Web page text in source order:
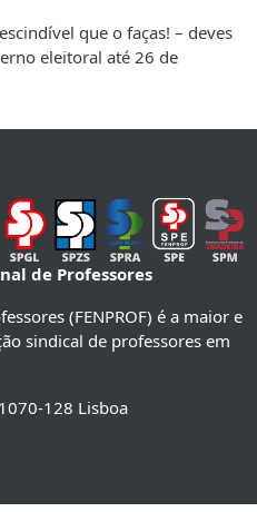
que o faças! – deves
eleitoral até 26 de
de Professores
(FENPROF) é a maior e
sindical de professores em
128 Lisboa